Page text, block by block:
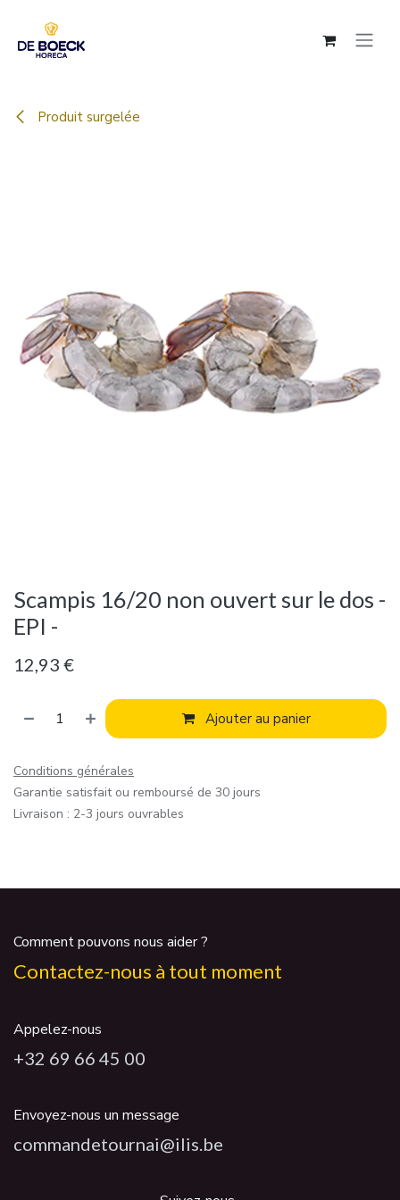
Produit surgelée
Scampis 16/20 non ouvert sur le dos -
EPI -
12,93 €
Ajouter au panier
Conditions générales
Garantie satisfait ou remboursé de 30 jours
Livraison : 2-3 jours ouvrables
Comment pouvons nous aider ?
Contactez-nous à tout moment
Appelez-nous
+32 69 66 45 00
Envoyez-nous un message
commandetournai@ilis.be